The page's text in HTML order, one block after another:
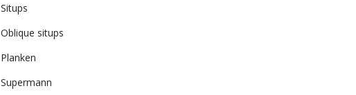
Situps
Oblique situps
Planken
Supermann